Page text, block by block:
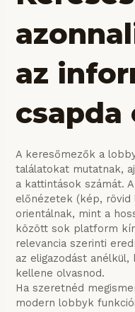
az
csapda
A keresőmezők a
találatokat mutatnak,
a kattintások számát.
előnézetek (kép, rövid
orientálnak, mint a
között sok platform
relevancia szerinti
az eligazodást
kellene olvasnod.
Ha szeretnéd
modern lobbyk